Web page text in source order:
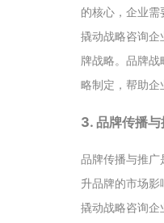
的核心，企业需
撬动战略咨询企
牌战略。品牌
略制定，帮助企
3. 品牌传播与
品牌传播与推广
升品牌的市场影
撬动战略咨询企